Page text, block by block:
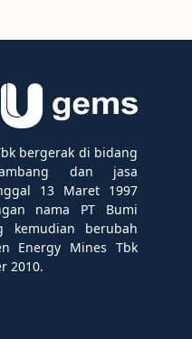
bergerak di bidang
dan jasa
13 Maret 1997
nama PT Bumi
kemudian berubah
Energy Mines Tbk
2010.